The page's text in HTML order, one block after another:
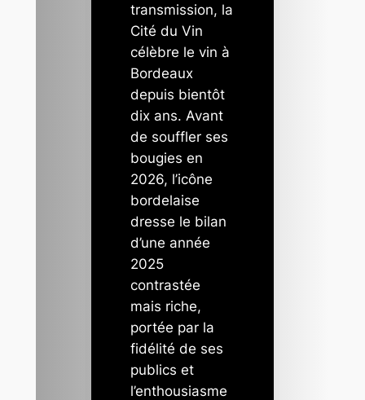
transmission, la
Cité du Vin
célèbre le vin à
Bordeaux
depuis bientôt
dix ans. Avant
de souffler ses
bougies en
2026, l’icône
bordelaise
dresse le bilan
d’une année
2025
contrastée
mais riche,
portée par la
fidélité de ses
publics et
l’enthousiasme